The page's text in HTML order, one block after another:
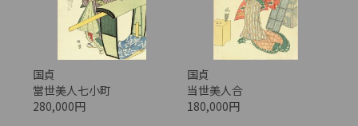
国貞
當世美人七小町
280,000円
国貞
当世美人合
180,000円